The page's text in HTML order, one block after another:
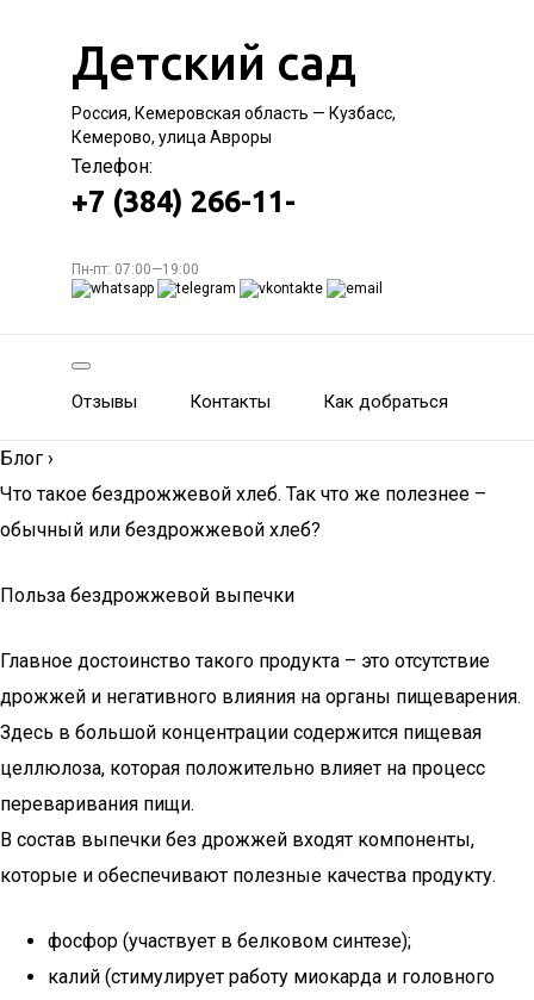
Детский сад
Россия, Кемеровская область — Кузбасс,
Кемерово, улица Авроры
Телефон:
+7 (384) 266-11-
Пн-пт: 07:00—19:00
Отзывы Контакты Как добраться
Блог ›
Что такое бездрожжевой хлеб. Так что же полезнее –
обычный или бездрожжевой хлеб?
Польза бездрожжевой выпечки
Главное достоинство такого продукта – это отсутствие
дрожжей и негативного влияния на органы пищеварения.
Здесь в большой концентрации содержится пищевая
целлюлоза, которая положительно влияет на процесс
переваривания пищи.
В состав выпечки без дрожжей входят компоненты,
которые и обеспечивают полезные качества продукту.
фосфор (участвует в белковом синтезе);
калий (стимулирует работу миокарда и головного